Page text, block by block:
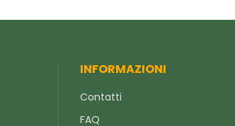
INFORMAZIONI
Contatti
FAQ